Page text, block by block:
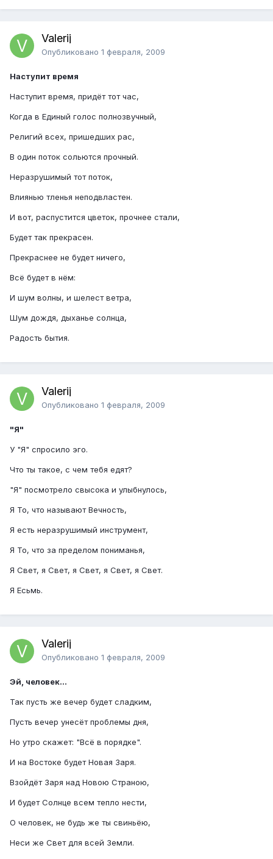
Valerij
Опубликовано 1 февраля, 2009
Наступит время
Наступит время, придёт тот час,
Когда в Единый голос полнозвучный,
Религий всех, пришедших рас,
В один поток сольются прочный.
Неразрушимый тот поток,
Влиянью тленья неподвластен.
И вот, распустится цветок, прочнее стали,
Будет так прекрасен.
Прекраснее не будет ничего,
Всё будет в нём:
И шум волны, и шелест ветра,
Шум дождя, дыханье солнца,
Радость бытия.
Valerij
Опубликовано 1 февраля, 2009
"Я"
У "Я" спросило эго.
Что ты такое, с чем тебя едят?
"Я" посмотрело свысока и улыбнулось,
Я То, что называют Вечность,
Я есть неразрушимый инструмент,
Я То, что за пределом пониманья,
Я Свет, я Свет, я Свет, я Свет, я Свет.
Я Есьмь.
Valerij
Опубликовано 1 февраля, 2009
Эй, человек...
Так пусть же вечер будет сладким,
Пусть вечер унесёт проблемы дня,
Но утро скажет: "Всё в порядке".
И на Востоке будет Новая Заря.
Взойдёт Заря над Новою Страною,
И будет Солнце всем тепло нести,
О человек, не будь же ты свиньёю,
Неси же Свет для всей Земли.